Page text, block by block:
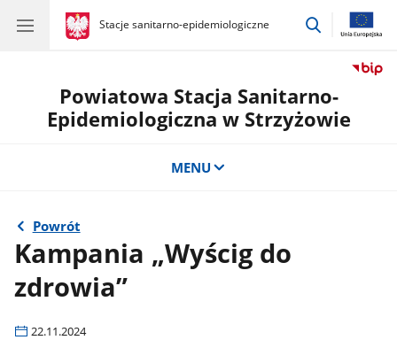
gov.pl
Stacje sanitarno-epidemiologiczne
gov.pl
Stacje
przejdź
Powiatowa Stacja Sanitarno-
Epidemiologiczna w Strzyżowie
MENU
Powrót
Kampania „Wyścig do
zdrowia”
22.11.2024